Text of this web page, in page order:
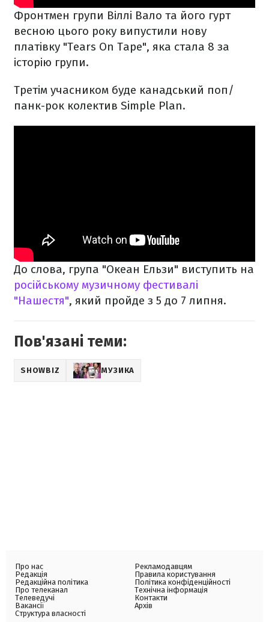
Фронтмен групи Віллі Вало та його гурт
весною цього року випустили нову
платівку "Tears On Tape", яка стала 8 за
історію групи.
Третім учасником буде канадський поп/
панк-рок колектив Simple Plan.
До слова, група "Океан Ельзи" виступить на
російському музичному фестивалі
"Нашестя", який пройде з 5 до 7 липня.
Пов'язані теми:
SHOWBIZ МУЗИКА
Про нас
Редакція
Редакційна політика
Про телеканал
Телеведучі
Вакансії
Структура власності
Рекламодавцям
Правила користування
Політика конфіденційності
Технічна інформація
Контакти
Архів